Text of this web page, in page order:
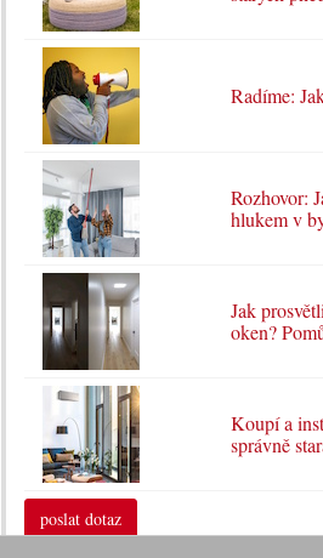
Radíme:
Rozhovor:
hlukem v
Jak
oken?
Koupí a
správně
poslat dotaz